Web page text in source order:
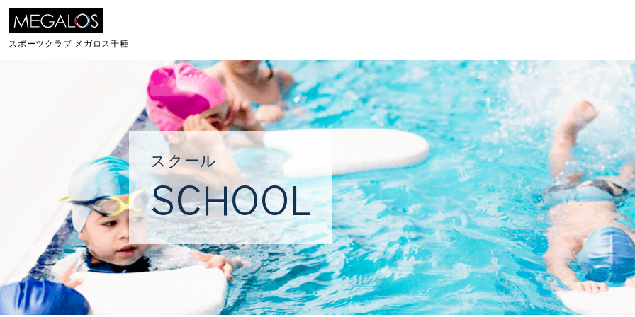
スポーツクラブ メガロス千種
スクール
SCHOOL